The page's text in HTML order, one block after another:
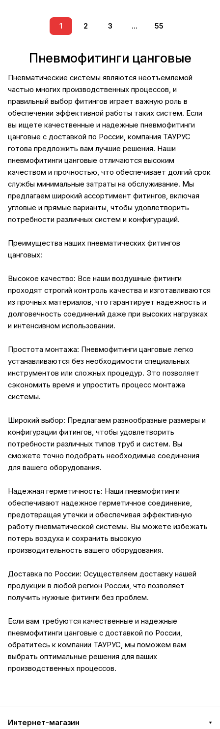
1 2 3 ... 55
Пневмофитинги цанговые
Пневматические системы являются неотъемлемой
частью многих производственных процессов, и
правильный выбор фитингов играет важную роль в
обеспечении эффективной работы таких систем. Если
вы ищете качественные и надежные пневмофитинги
цанговые с доставкой по России, компания ТАУРУС
готова предложить вам лучшие решения. Наши
пневмофитинги цанговые отличаются высоким
качеством и прочностью, что обеспечивает долгий срок
службы минимальные затраты на обслуживание. Мы
предлагаем широкий ассортимент фитингов, включая
угловые и прямые варианты, чтобы удовлетворить
потребности различных систем и конфигураций.
Преимущества наших пневматических фитингов
цанговых:
Высокое качество: Все наши воздушные фитинги
проходят строгий контроль качества и изготавливаются
из прочных материалов, что гарантирует надежность и
долговечность соединений даже при высоких нагрузках
и интенсивном использовании.
Простота монтажа: Пневмофитинги цанговые легко
устанавливаются без необходимости специальных
инструментов или сложных процедур. Это позволяет
сэкономить время и упростить процесс монтажа
системы.
Широкий выбор: Предлагаем разнообразные размеры и
конфигурации фитингов, чтобы удовлетворить
потребности различных типов труб и систем. Вы
сможете точно подобрать необходимые соединения
для вашего оборудования.
Надежная герметичность: Наши пневмофитинги
обеспечивают надежное герметичное соединение,
предотвращая утечки и обеспечивая эффективную
работу пневматической системы. Вы можете избежать
потерь воздуха и сохранить высокую
производительность вашего оборудования.
Доставка по России: Осуществляем доставку нашей
продукции в любой регион России, что позволяет
получить нужные фитинги без проблем.
Если вам требуются качественные и надежные
пневмофитинги цанговые с доставкой по России,
обратитесь к компании ТАУРУС, мы поможем вам
выбрать оптимальные решения для ваших
производственных процессов.
Интернет-магазин